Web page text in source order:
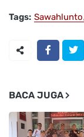
Tags: Sawahlunto
BACA JUGA